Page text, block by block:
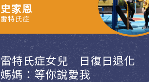
雷特氏症女兒 日復日退化
媽媽：等你說愛我
史家恩
雷特氏症